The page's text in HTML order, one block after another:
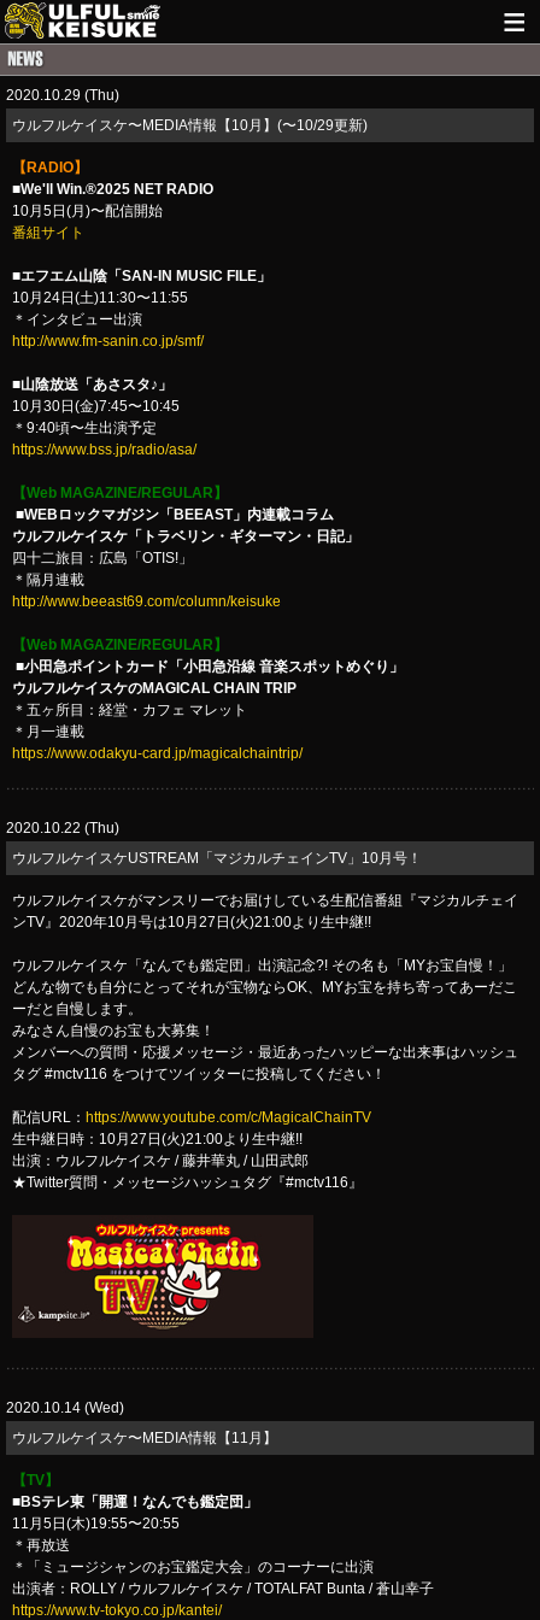
2020.10.29 (Thu)
​ウルフルケイスケ〜MEDIA情報【10月】(〜10/29更新)
【RADIO】
■We'll Win.®2025 NET RADIO
10月5日(月)〜配信開始
番組サイト
■エフエム山陰「SAN-IN MUSIC FILE」
10月24日(土)11:30〜11:55
＊インタビュー出演
http://www.fm-sanin.co.jp/smf/​
■山陰放送「あさスタ♪」
10月30日(金)7:45〜10:45
＊9:40頃〜生出演予定
https://www.bss.jp/radio/asa/​
【Web MAGAZINE/REGULAR】
■WEBロックマガジン「BEEAST」内連載コラム
ウルフルケイスケ「トラベリン・ギターマン・日記」
四十二旅目：広島「OTIS!」
＊隔月連載
http://www.beeast69.com/column/keisuke
【Web MAGAZINE/REGULAR】
■小田急ポイントカード「小田急沿線 音楽スポットめぐり」
ウルフルケイスケのMAGICAL CHAIN TRIP
​＊五ヶ所目：経堂・カフェ マレット
＊月一連載
https://www.odakyu-card.jp/magicalchaintrip/
2020.10.22 (Thu)
ウルフルケイスケUSTREAM「マジカルチェインTV」10月号！
ウルフルケイスケがマンスリーでお届けしている生配信番組『マジカルチェイ
ンTV』2020年10月号は10月27日(火)21:00より生中継!!
ウルフルケイスケ「なんでも鑑定団」出演記念?! その名も「MYお宝自慢！」
どんな物でも自分にとってそれが宝物ならOK、MYお宝を持ち寄ってあーだこ
ーだと自慢します。
みなさん自慢のお宝も大募集！
メンバーへの質問・応援メッセージ・最近あったハッピーな出来事はハッシュ
タグ #mctv116 をつけてツイッターに投稿してください！
配信URL： https://www.youtube.com/c/MagicalChainTV
生中継日時：10月27日(火)21:00より生中継!!
出演：ウルフルケイスケ / 藤井華丸 / 山田武郎
★Twitter質問・メッセージハッシュタグ『#mctv116』
2020.10.14 (Wed)
​ウルフルケイスケ〜MEDIA情報【11月】
【TV】
■BSテレ東「開運！なんでも鑑定団」
11月5日(木)19:55〜20:55
＊再放送
＊「ミュージシャンのお宝鑑定大会」のコーナーに出演
出演者：ROLLY / ウルフルケイスケ / TOTALFAT Bunta / 蒼山幸子
https://www.tv-tokyo.co.jp/kantei/